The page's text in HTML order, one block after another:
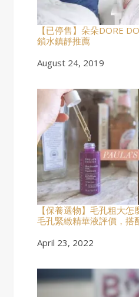
【已停售】朵朵DORE
鎖水鎮靜推薦
Date
August 24, 2019
【保養選物】毛孔粗大
毛孔緊緻精華液評價，搭
Date
April 23, 2022